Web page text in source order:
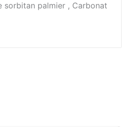
sorbitan palmier , Carbonat